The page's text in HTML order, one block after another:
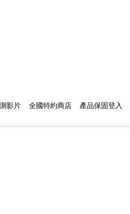
影片 全國特約商店 產品保固登入